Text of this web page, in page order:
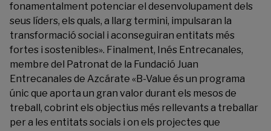
fonamentalment potenciar el desenvolupament dels
seus líders, els quals, a llarg termini, impulsaran la
transformació social i aconseguiran entitats més
fortes i sostenibles». Finalment, Inés Entrecanales,
membre del Patronat de la Fundació Juan
Entrecanales de Azcárate «B-Value és un programa
únic que aporta un gran valor durant els mesos de
treball, cobrint els objectius més rellevants a treballar
per a les entitats socials i on els projectes que